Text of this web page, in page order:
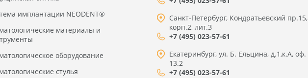
имплантации NEODENT®
материалы и
оборудование
стулья
Санкт-Петербург, Кондратьевский пр.15,
корп.2, лит.З
+7 (495) 023-57-61
Екатеринбург, ул. Б. Ельцина, д.1,к.А, оф.
13.2
+7 (495) 023-57-61